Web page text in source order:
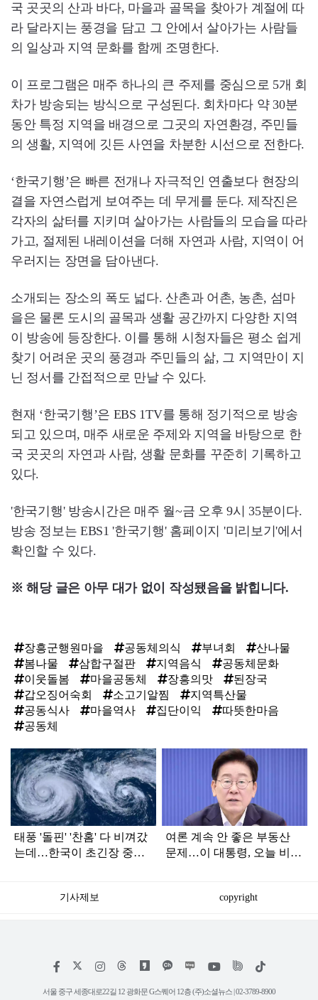
국 곳곳의 산과 바다, 마을과 골목을 찾아가 계절에 따
라 달라지는 풍경을 담고 그 안에서 살아가는 사람들
의 일상과 지역 문화를 함께 조명한다.
이 프로그램은 매주 하나의 큰 주제를 중심으로 5개 회
차가 방송되는 방식으로 구성된다. 회차마다 약 30분
동안 특정 지역을 배경으로 그곳의 자연환경, 주민들
의 생활, 지역에 깃든 사연을 차분한 시선으로 전한다.
‘한국기행’은 빠른 전개나 자극적인 연출보다 현장의
결을 자연스럽게 보여주는 데 무게를 둔다. 제작진은
각자의 삶터를 지키며 살아가는 사람들의 모습을 따라
가고, 절제된 내레이션을 더해 자연과 사람, 지역이 어
우러지는 장면을 담아낸다.
소개되는 장소의 폭도 넓다. 산촌과 어촌, 농촌, 섬마
을은 물론 도시의 골목과 생활 공간까지 다양한 지역
이 방송에 등장한다. 이를 통해 시청자들은 평소 쉽게
찾기 어려운 곳의 풍경과 주민들의 삶, 그 지역만이 지
닌 정서를 간접적으로 만날 수 있다.
현재 ‘한국기행’은 EBS 1TV를 통해 정기적으로 방송
되고 있으며, 매주 새로운 주제와 지역을 바탕으로 한
국 곳곳의 자연과 사람, 생활 문화를 꾸준히 기록하고
있다.
'한국기행' 방송시간은 매주 월~금 오후 9시 35분이다.
방송 정보는 EBS1 '한국기행' 홈페이지 '미리보기'에서
확인할 수 있다.
※ 해당 글은 아무 대가 없이 작성됐음을 밝힙니다.
장흥군행원마을 공동체의식 부녀회
산나물
봄나물
삼합구절판 지역음식
공동체문화
이웃돌봄
마을공동체 장흥의맛
된장국
갑오징어숙회
소고기알찜
지역특산물
공동식사
마을역사 집단이익
따뜻한마음
공동체
탑
라
인
태풍 '돌핀' '찬홈' 다 비껴갔
는데…한국이 초긴장 중인
여론 계속 안 좋은 부동산
문제…이 대통령, 오늘 비공
기사제보 copyright
페
스
인
타
위
트
틱
서울 중구 세종대로22길 12 광화문 G스퀘어 12층 (주)소셜뉴스 | 02-3789-8900